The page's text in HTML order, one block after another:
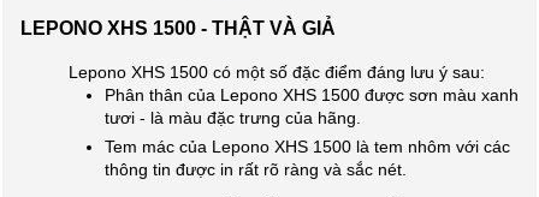
LEPONO XHS 1500 - THẬT VÀ GIẢ
Lepono XHS 1500 có một số đặc điểm đáng lưu ý sau:
Phân thân của Lepono XHS 1500 được sơn màu xanh
tươi - là màu đặc trưng của hãng.
Tem mác của Lepono XHS 1500 là tem nhôm với các
thông tin được in rất rõ ràng và sắc nét.